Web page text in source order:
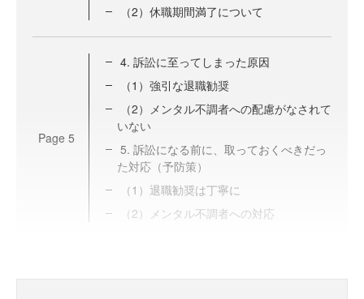
（2）休職期間満了について
Page 5
4. 訴訟に至ってしまった原因
（1）強引な退職勧奨
（2）メンタル不調者への配慮がなされて
いない
5. 訴訟になる前に、取っておくべきだっ
た対応（予防策）
（1）退職勧奨は丁寧に
（2）メンタル不調者への対応